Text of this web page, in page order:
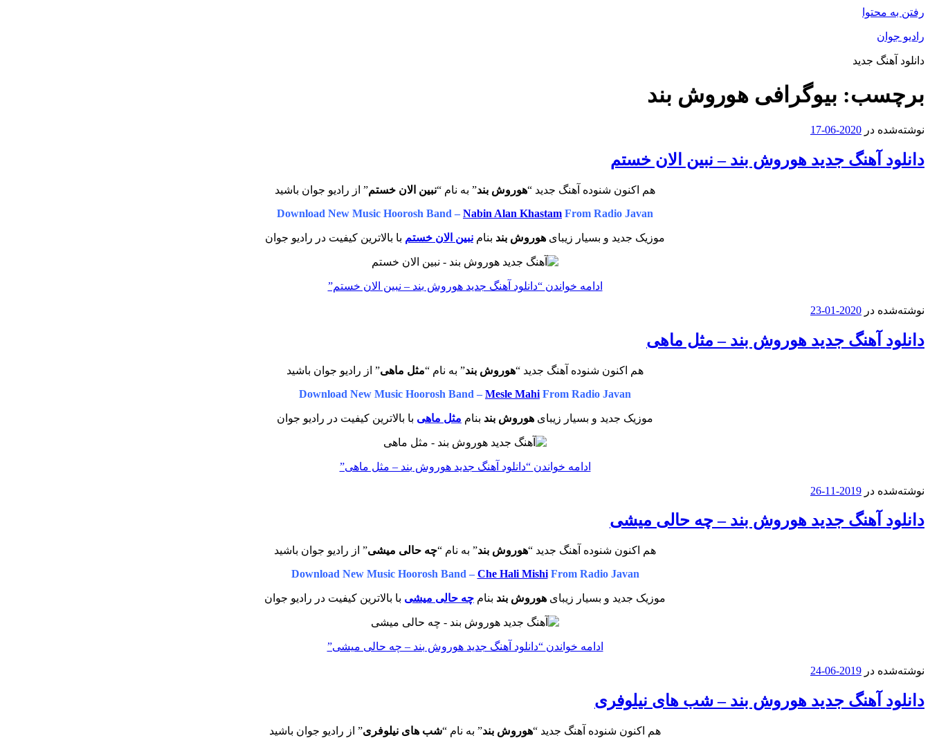
رفتن به محتوا
رادیو جوان
دانلود آهنگ جدید
برچسب: بیوگرافی هوروش بند
نوشته‌شده در 2020-06-17
دانلود آهنگ جدید هوروش بند – نبین الان خستم
هم اکنون شنوده آهنگ جدید “هوروش بند” به نام “نبین الان خستم” از رادیو جوان باشید
Download New Music Hoorosh Band – Nabin Alan Khastam From Radio Javan
موزیک جدید و بسیار زیبای هوروش بند بنام نبین الان خستم با بالاترین کیفیت در رادیو جوان
ادامه خواندن “دانلود آهنگ جدید هوروش بند – نبین الان خستم”
نوشته‌شده در 2020-01-23
دانلود آهنگ جدید هوروش بند – مثل ماهی
هم اکنون شنوده آهنگ جدید “هوروش بند” به نام “مثل ماهی” از رادیو جوان باشید
Download New Music Hoorosh Band – Mesle Mahi From Radio Javan
موزیک جدید و بسیار زیبای هوروش بند بنام مثل ماهی با بالاترین کیفیت در رادیو جوان
ادامه خواندن “دانلود آهنگ جدید هوروش بند – مثل ماهی”
نوشته‌شده در 2019-11-26
دانلود آهنگ جدید هوروش بند – چه حالی میشی
هم اکنون شنوده آهنگ جدید “هوروش بند” به نام “چه حالی میشی” از رادیو جوان باشید
Download New Music Hoorosh Band – Che Hali MishiFrom Radio Javan
موزیک جدید و بسیار زیبای هوروش بند بنام چه حالی میشی با بالاترین کیفیت در رادیو جوان
ادامه خواندن “دانلود آهنگ جدید هوروش بند – چه حالی میشی”
نوشته‌شده در 2019-06-24
دانلود آهنگ جدید هوروش بند – شب های نیلوفری
هم اکنون شنوده آهنگ جدید “هوروش بند” به نام “شب های نیلوفری” از رادیو جوان باشید